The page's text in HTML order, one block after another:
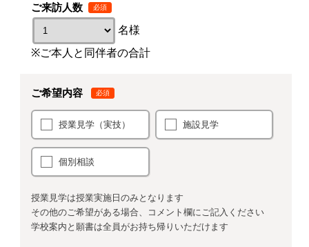
ご来訪人数 必須
名様
※ご本人と同伴者の合計
ご希望内容 必須
授業見学 （実技） 施設見学
個別相談
授業見学は授業実施日のみとなります
その他のご希望がある場合、コメント欄にご記入ください
学校案内と願書は全員がお持ち帰りいただけます